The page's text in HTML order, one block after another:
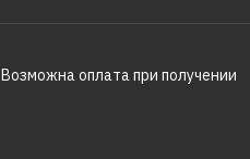
Возможна оплата при получении